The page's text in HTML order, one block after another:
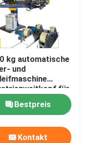
Stahlellebogen
kg automatische
und
für
Bestpreis
Kontakt